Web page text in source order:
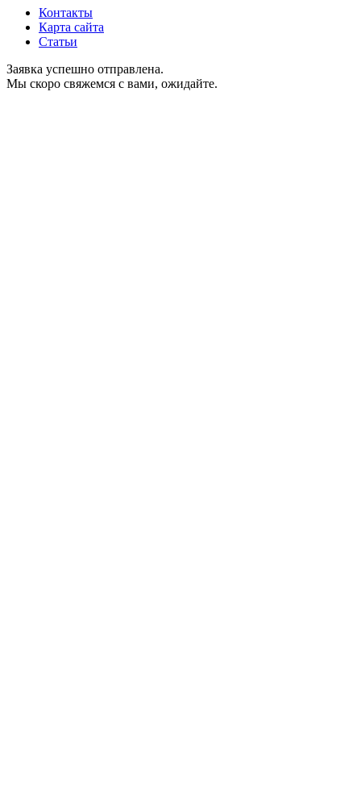
Контакты
Карта сайта
Статьи
Заявка успешно отправлена.
Мы скоро свяжемся с вами, ожидайте.